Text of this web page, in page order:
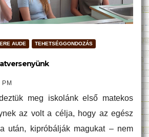
AUDE TEHETSÉGGONDOZÁS
PM
meg iskolánk első matekos
az volt a célja, hogy az egész
után, kipróbálják magukat – nem